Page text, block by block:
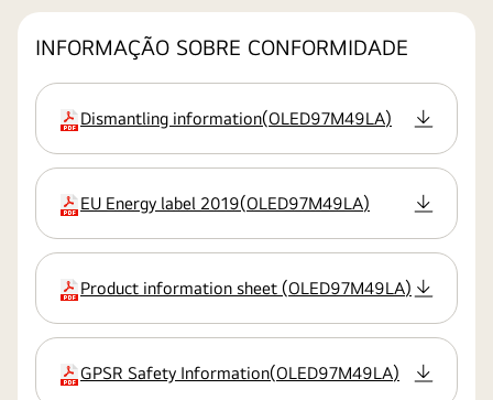
INFORMAÇÃO SOBRE CONFORMIDADE
extensão:pdf
Dismantling information(OLED97M49LA)
extensão:pdf
EU Energy label 2019(OLED97M49LA)
extensão:pdf
Product information sheet (OLED97M49LA)
extensão:pdf
GPSR Safety Information(OLED97M49LA)